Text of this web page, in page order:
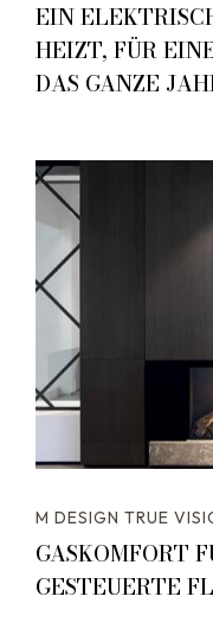
EIN
HEIZT, FÜR
DAS GANZE
M DESIGN TRUE
GASKOMFORT
GESTEUERTE